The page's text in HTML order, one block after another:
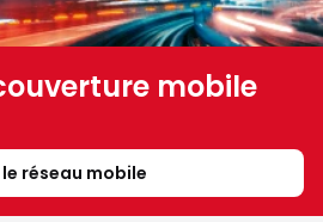
mobile
réseau mobile